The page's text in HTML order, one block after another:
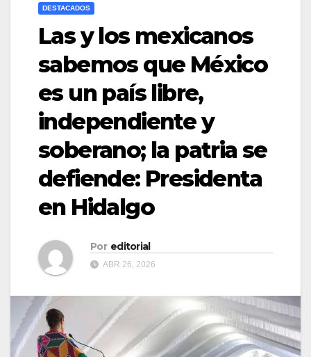
DESTACADOS
Las y los mexicanos
sabemos que México
es un país libre,
independiente y
soberano; la patria se
defiende: Presidenta
en Hidalgo
Por editorial
ABR 26, 2026